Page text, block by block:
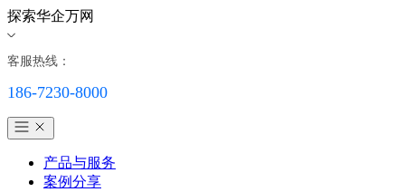
探索华企万网
客服热线：
186-7230-8000
产品与服务
案例分享